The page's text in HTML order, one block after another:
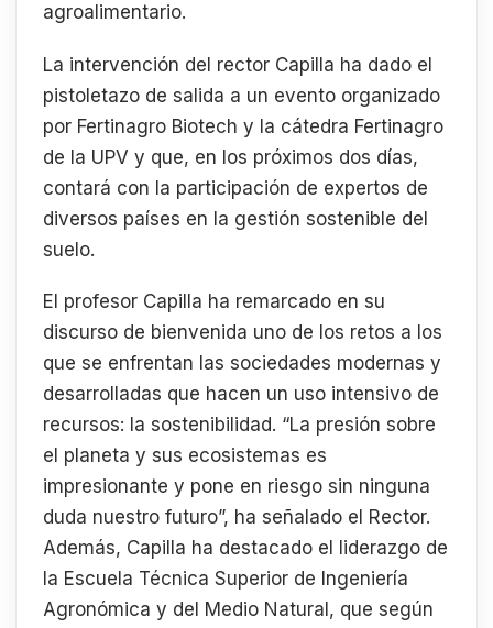
agroalimentario.
La intervención del rector Capilla ha dado el
pistoletazo de salida a un evento organizado
por Fertinagro Biotech y la cátedra Fertinagro
de la UPV y que, en los próximos dos días,
contará con la participación de expertos de
diversos países en la gestión sostenible del
suelo.
El profesor Capilla ha remarcado en su
discurso de bienvenida uno de los retos a los
que se enfrentan las sociedades modernas y
desarrolladas que hacen un uso intensivo de
recursos: la sostenibilidad. “La presión sobre
el planeta y sus ecosistemas es
impresionante y pone en riesgo sin ninguna
duda nuestro futuro”, ha señalado el Rector.
Además, Capilla ha destacado el liderazgo de
la Escuela Técnica Superior de Ingeniería
Agronómica y del Medio Natural, que según